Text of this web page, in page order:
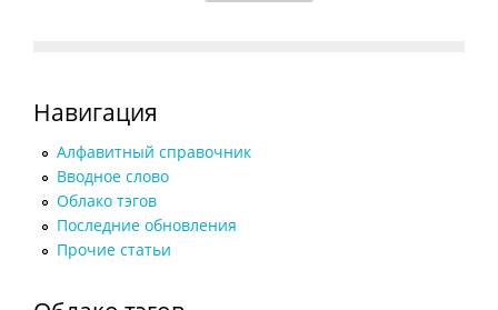
Навигация
Алфавитный справочник
Вводное слово
Облако тэгов
Последние обновления
Прочие статьи